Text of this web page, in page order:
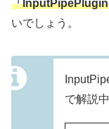
「
いでしょう。
で解説中